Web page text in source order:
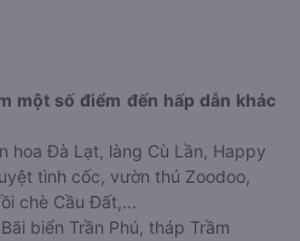
một số điểm đến hấp dẫn khác
hoa Đà Lạt, làng Cù Lần, Happy
tình cốc, vườn thú Zoodoo,
chè Cầu Đất,...
Bãi biển Trần Phú, tháp Trầm